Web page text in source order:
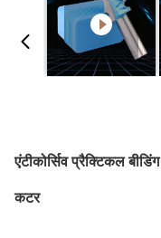
एंटीकोर्सिव प्रैक्टिकल
कटर